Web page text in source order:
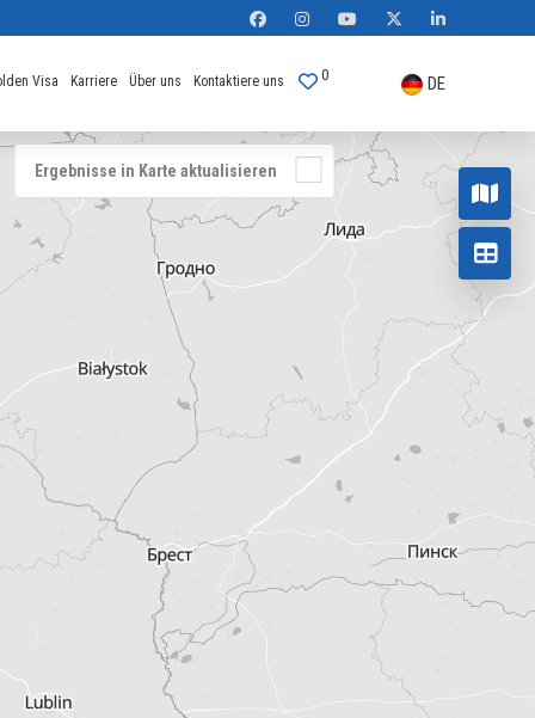
Visa Karriere Über uns Kontaktiere uns 0 DE
Ergebnisse in Karte aktualisieren